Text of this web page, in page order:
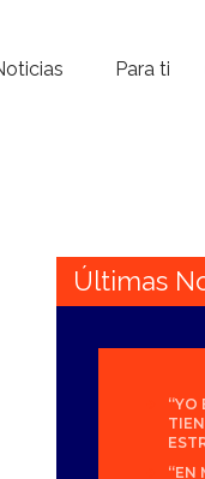
Para ti
Últimas
“YO
“EN